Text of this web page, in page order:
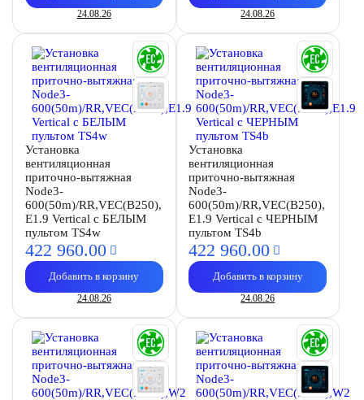
24.08.26 24.08.26
Установка
вентиляционная
приточно-вытяжная
Node3-
600(50m)/RR,VEC(B250),
E1.9 Vertical с БЕЛЫМ
пультом TS4w
422 960.00
Добавить в корзину
24.08.26
Установка
вентиляционная
приточно-вытяжная
Node3-
600(50m)/RR,VEC(B250),
E1.9 Vertical с ЧЕРНЫМ
пультом TS4b
422 960.00
Добавить в корзину
24.08.26